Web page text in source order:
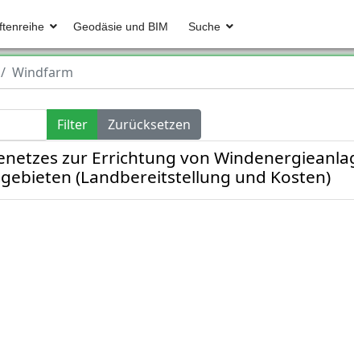
Geodäsie und BIM Suche
Windfarm
Filter Zurücksetzen
zur Errichtung von
(Landbereitstellung und Kosten)